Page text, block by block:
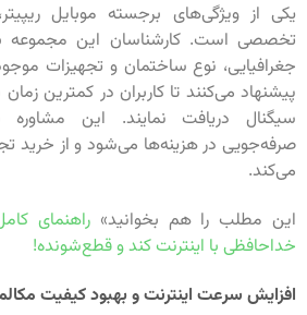
یکی از ویژگی‌های برجسته موبایل
تخصصی است. کارشناسان این مجموعه
جغرافیایی، نوع ساختمان و تجهیزات
پیشنهاد می‌کنند تا کاربران در کمترین
سیگنال دریافت نمایند. این
صرفه‌جویی در هزینه‌ها می‌شود و از خرید
می‌کند.
این مطلب را هم بخوانید»
خداحافظی با اینترنت کند و قطع‌شونده!
افزایش سرعت اینترنت و بهبود کیفیت